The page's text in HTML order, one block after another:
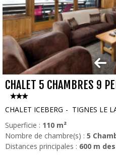
CHALET 5 CHAMBRES 9
CHALET ICEBERG
TIGNES LE
Superficie : 110 m²
Nombre de chambre(s) : 5
Distances principales : 600 m